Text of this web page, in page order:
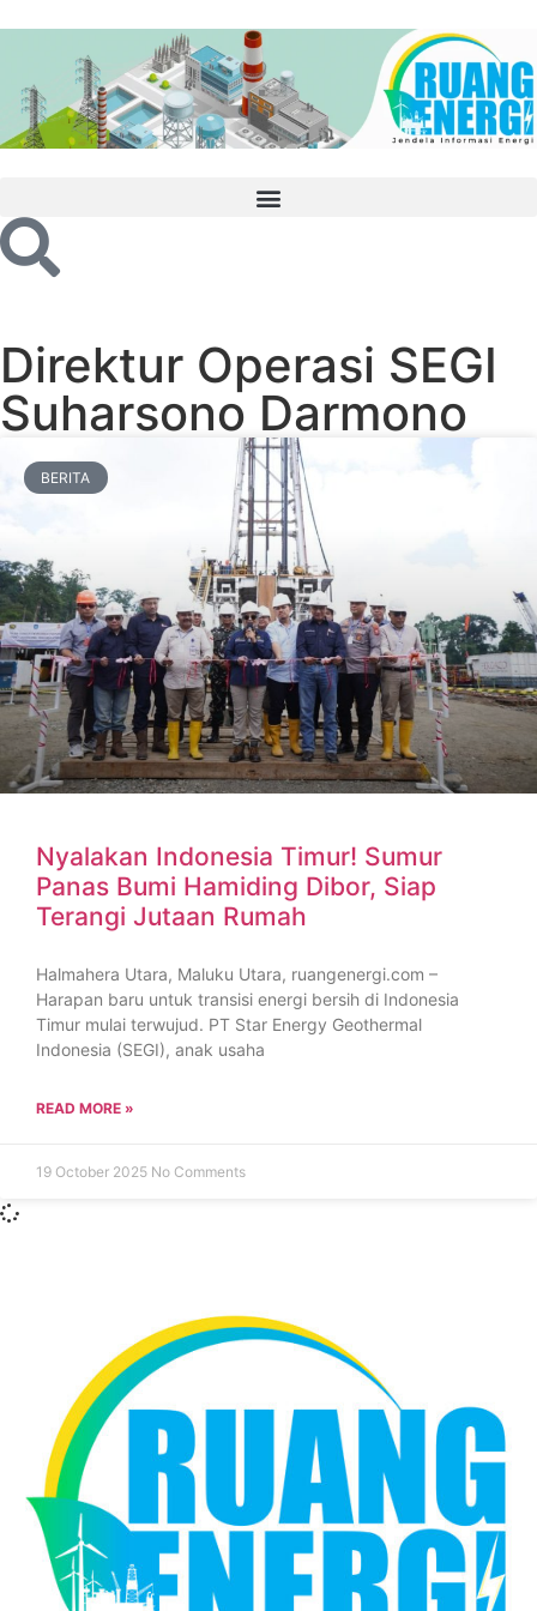
Direktur Operasi SEGI
Suharsono Darmono
BERITA
Nyalakan Indonesia Timur! Sumur
Panas Bumi Hamiding Dibor, Siap
Terangi Jutaan Rumah
Halmahera Utara, Maluku Utara, ruangenergi.com –
Harapan baru untuk transisi energi bersih di Indonesia
Timur mulai terwujud. PT Star Energy Geothermal
Indonesia (SEGI), anak usaha
READ MORE »
19 October 2025 No Comments